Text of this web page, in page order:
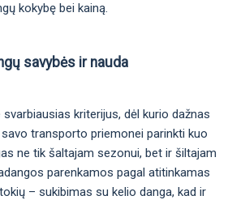
kokybę bei kainą.
savybės ir nauda
kriterijus, dėl kurio dažnas
transporto priemonei parinkti kuo
ne tik šaltajam sezonui, bet ir šiltajam
parenkamos pagal atitinkamas
– sukibimas su kelio danga, kad ir